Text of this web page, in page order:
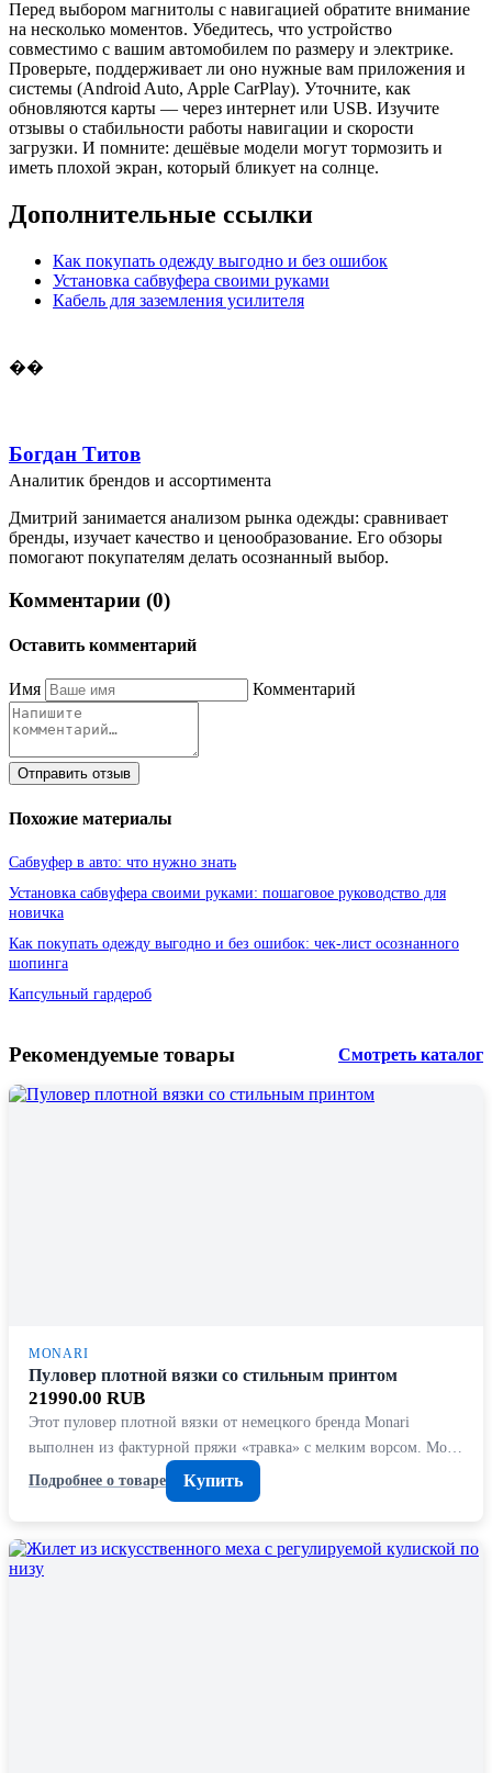
Перед выбором магнитолы с навигацией обратите внимание
на несколько моментов. Убедитесь, что устройство
совместимо с вашим автомобилем по размеру и электрике.
Проверьте, поддерживает ли оно нужные вам приложения и
системы (Android Auto, Apple CarPlay). Уточните, как
обновляются карты — через интернет или USB. Изучите
отзывы о стабильности работы навигации и скорости
загрузки. И помните: дешёвые модели могут тормозить и
иметь плохой экран, который бликует на солнце.
Дополнительные ссылки
Как покупать одежду выгодно и без ошибок
Установка сабвуфера своими руками
Кабель для заземления усилителя
��
Богдан Титов
Аналитик брендов и ассортимента
Дмитрий занимается анализом рынка одежды: сравнивает
бренды, изучает качество и ценообразование. Его обзоры
помогают покупателям делать осознанный выбор.
Комментарии (0)
Оставить комментарий
Имя Комментарий
Отправить отзыв
Похожие материалы
Сабвуфер в авто: что нужно знать
Установка сабвуфера своими руками: пошаговое руководство для
новичка
Как покупать одежду выгодно и без ошибок: чек-лист осознанного
шопинга
Капсульный гардероб
Рекомендуемые товары Смотреть каталог
MONARI
Пуловер плотной вязки со стильным принтом
21990.00 RUB
Этот пуловер плотной вязки от немецкого бренда Monari
выполнен из фактурной пряжи «травка» с мелким ворсом. Мо…
Подробнее о товаре
Купить